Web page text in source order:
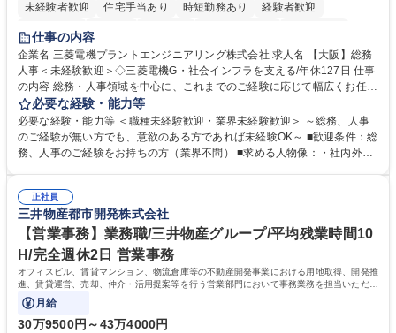
未経験者歓迎
住宅手当あり 時短勤務あり
経験者歓迎
退職金あり
駅近5分以内
土日祝休み 服装自由 寮・社宅あり 食事補助あり
仕事の内容
企業名 三菱電機プラントエンジニアリング株式会社 求人名 【大阪】総務
人事＜未経験歓迎＞◇三菱電機G・社会インフラを支える/年休127日 仕事
の内容 総務・人事領域を中心に、これまでのご経験に応じて幅広くお任せ
します。 ＜具体的には＞ ・総務/人事労務（給与・社保・勤怠管理など）
・採用・教育研修 ・福利厚生運用 など ※基本的には事務所勤務ですが、
採用や教育等の業務内容により、関西圏以外への日帰り・宿泊を伴う国内
出張もございます。 ※担当業務を持ちつつ、お互いに助け合いながら、総
必要な経験・能力等
必要な経験・能力等 ＜職種未経験歓迎・業界未経験歓迎＞ ～総務、人事
のご経験が無い方でも、意欲のある方であれば未経験OK～ ■歓迎条件：総
務、人事のご経験をお持ちの方（業界不問） ■求める人物像：・社内外の
正社員
三井物産都市開発株式会社
【営業事務】業務職/三井物産グループ/平均残業時間10
H/完全週休2日 営業事務
オフィスビル、賃貸マンション、物流倉庫等の不動産開発事業における用地取得、開発推
進、賃貸運営、売却、仲介・活用提案等を行う営業部門において事務業務を担当いただき
ます。
月給
30万9500円～43万4000円